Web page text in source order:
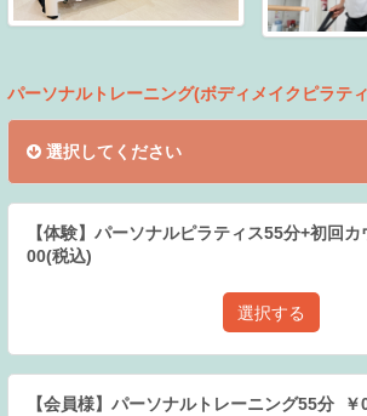
パーソナルトレーニング(ボディメイクピラテ
選択してください
【体験】パーソナルピラティス55分+初回
00(税込)
選択する
【会員様】パーソナルトレーニング55分 ￥